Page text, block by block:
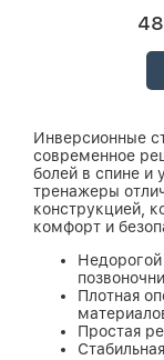
Инверсионные
современное
болей в спине и
тренажеры
конструкцией,
комфорт и
Недорогой
Плотная
Простая